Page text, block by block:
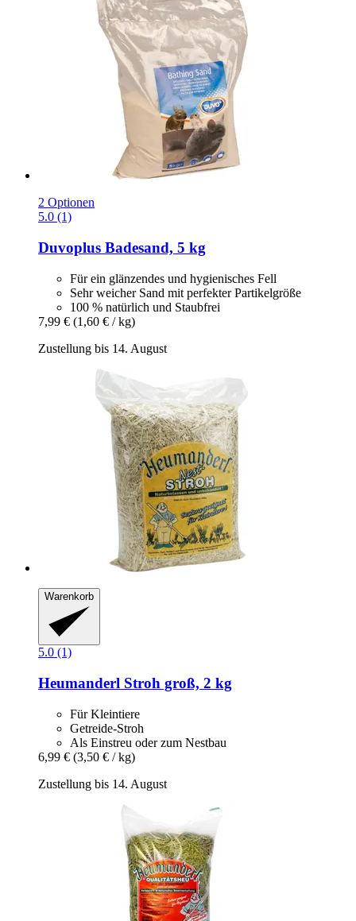
2 Optionen
5.0 (1)
Duvoplus Badesand, 5 kg
Für ein glänzendes und hygienisches Fell
Sehr weicher Sand mit perfekter Partikelgröße
100 % natürlich und Staubfrei
7,99 € (1,60 € / kg)
Zustellung bis 14. August
Warenkorb
5.0 (1)
Heumanderl Stroh groß, 2 kg
Für Kleintiere
Getreide-Stroh
Als Einstreu oder zum Nestbau
6,99 € (3,50 € / kg)
Zustellung bis 14. August